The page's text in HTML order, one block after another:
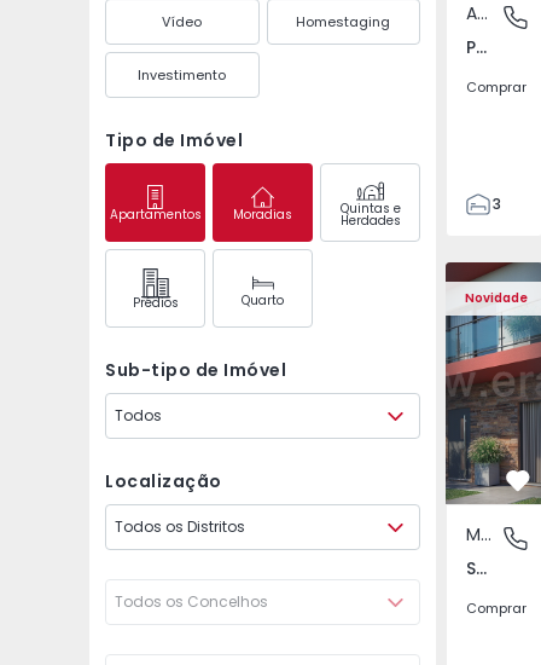
Vídeo Homestaging
Investimento
Tipo de Imóvel
Apartamentos Moradias Quintas e
Herdades
Prédios Quarto
Sub-tipo de Imóvel
Todos
Localização
Todos os Distritos
Todos os Concelhos
Apartamento
Pedrouços, Porto
Comprar
3
105
122
1
-1
Novidade
São
Moradia Geminada
São João das Lampas e Terrugem, Lisboa
Comprar